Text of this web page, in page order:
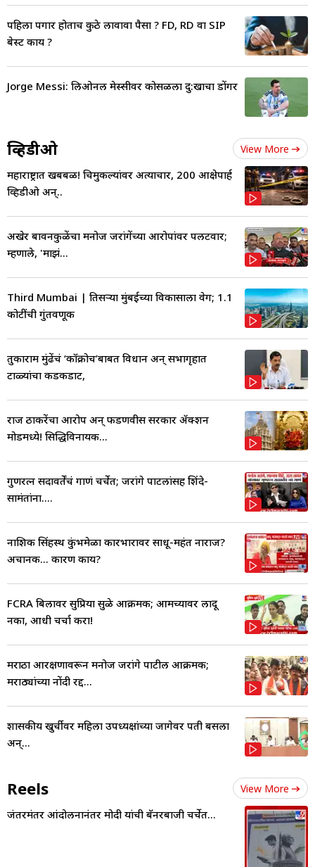
पहिला पगार होताच कुठे लावावा पैसा ? FD, RD वा SIP
बेस्ट काय ?
Jorge Messi: लिओनल मेस्सीवर कोसळला दु:खाचा डोंगर
व्हिडीओ View More
महाराष्ट्रात खबबळ! चिमुकल्यांवर अत्याचार, 200 आक्षेपार्ह
व्हिडीओ अन्..
अखेर बावनकुळेंचा मनोज जरांगेंच्या आरोपांवर पलटवार;
म्हणाले, 'माझं...
Third Mumbai | तिसऱ्या मुंबईच्या विकासाला वेग; 1.1
कोटींची गुंतवणूक
तुकाराम मुंढेंचं ‘कॉक्रोच’बाबत विधान अन् सभागृहात
टाळ्यांचा कडकडाट,
राज ठाकरेंचा आरोप अन् फडणवीस सरकार ॲक्शन
मोडमध्ये! सिद्धिविनायक...
गुणरत्न सदावर्तेंचं गाणं चर्चेत; जरांगे पाटलांसह शिंदे-
सामंतांना....
नाशिक सिंहस्थ कुंभमेळा कारभारावर साधू-महंत नाराज?
अचानक... कारण काय?
FCRA बिलावर सुप्रिया सुळे आक्रमक; आमच्यावर लादू
नका, आधी चर्चा करा!
मराठा आरक्षणावरून मनोज जरांगे पाटील आक्रमक;
मराठ्यांच्या नोंदी रद्द...
शासकीय खुर्चीवर महिला उपध्यक्षांच्या जागेवर पती बसला
अन्...
Reels View More
जंतरमंतर आंदोलनानंतर मोदी यांची बॅनरबाजी चर्चेत...